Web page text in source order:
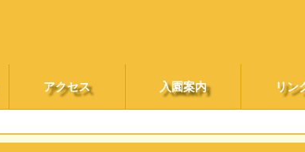
アクセス 入園案内 リン